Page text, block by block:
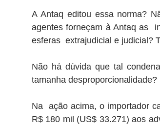
A Antaq editou essa norma?
agentes forneçam à Antaq as
esferas  extrajudicial e judicial?
Não há dúvida que tal
tamanha desproporcionalidade?
Na  ação acima, o importador
R$ 180 mil (US$ 33.271) aos